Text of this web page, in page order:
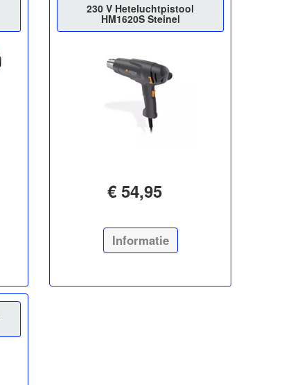
230 V Heteluchtpistool
HM1620S Steinel
€ 54,95
Informatie